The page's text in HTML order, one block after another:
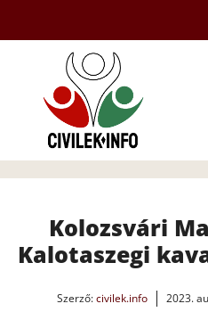
tartalomba
Kolozsvári
Kalotaszegi
Szerző:civilek.info 2023.